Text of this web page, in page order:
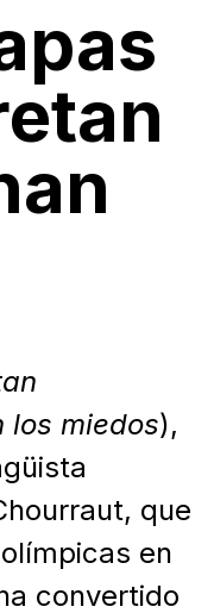
los miedos),
que
en
convertido